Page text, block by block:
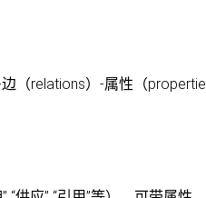
（relations）-属性（